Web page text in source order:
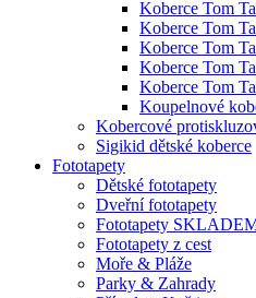
Koberce Tom
Koberce Tom
Koberce Tom
Koberce Tom
Koberce Tom
Koupelnové
Kobercové
Sigikid dětské koberce
Fototapety
Dětské fototapety
Dveřní fototapety
Fototapety
Fototapety z cest
Moře & Pláže
Parky & Zahrady